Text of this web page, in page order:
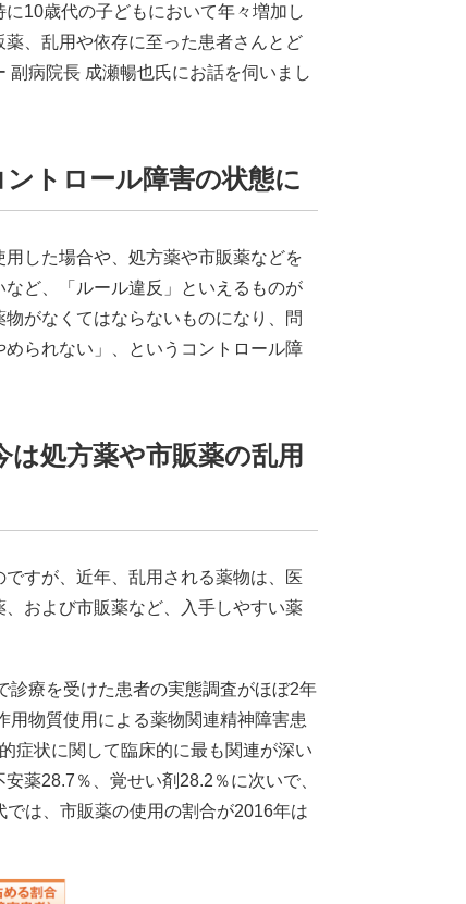
10歳代の子どもにおいて年々増加し
、乱用や依存に至った患者さんとど
病院長 成瀬暢也氏にお話を伺いまし
トロール障害の状態に
した場合や、処方薬や市販薬などを
ど、「ルール違反」といえるものが
がなくてはならないものになり、問
られない」、というコントロール障
処方薬や市販薬の乱用
すが、近年、乱用される薬物は、医
および市販薬など、入手しやすい薬
療を受けた患者の実態調査がほぼ2年
用物質使用による薬物関連精神障害患
症状に関して臨床的に最も関連が深い
薬28.7％、覚せい剤28.2％に次いで、
は、市販薬の使用の割合が2016年は